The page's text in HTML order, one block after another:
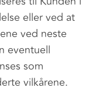
eller ved at
ved neste
eventuell
som
vilkårene.